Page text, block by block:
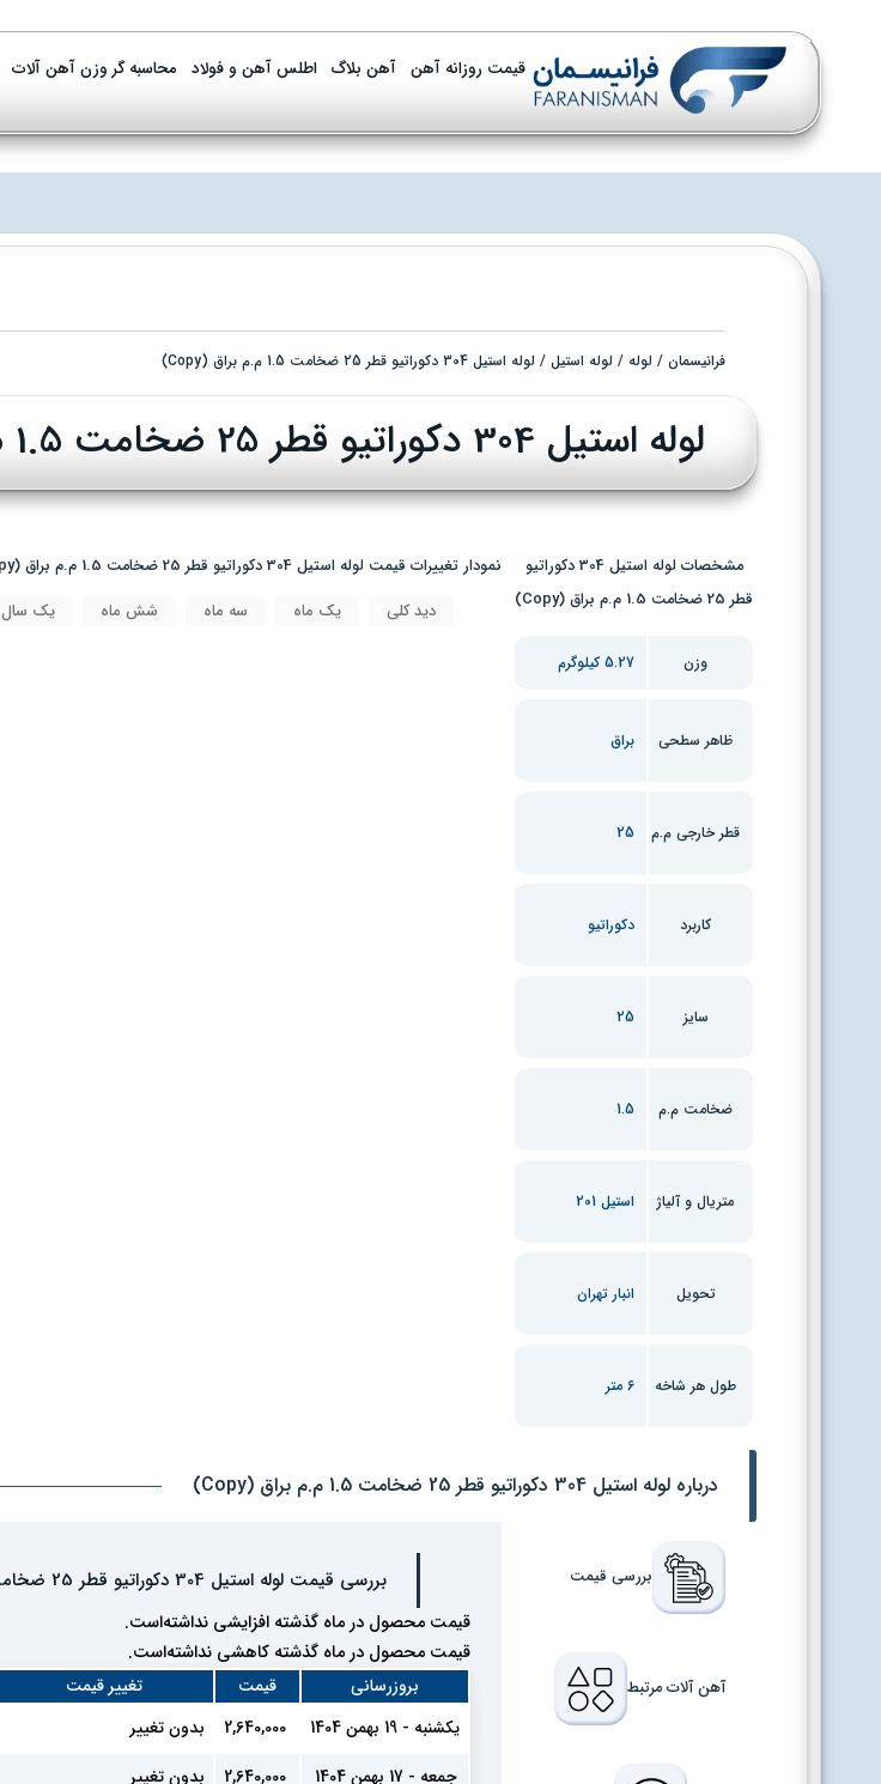
قیمت روزانه آهن آهن بلاگ اطلس آهن و فولاد محاسبه گر وزن آهن آلات
فرانیسمان / لوله / لوله استیل / لوله استیل 304 دکوراتیو قطر 25 ضخامت 1.5 م.م براق (Copy)
لوله استیل 304 دکوراتیو قطر 25 ضخامت 1.5 م.م براق (Copy)
مشخصات لوله استیل 304 دکوراتیو
قطر 25 ضخامت 1.5 م.م براق (Copy)
وزن 5.27 کیلوگرم
ظاهر سطحی براق
قطر خارجی م.م 25
کاربرد دکوراتیو
سایز 25
ضخامت م.م 1.5
متریال و آلیاژ استیل 201
تحویل انبار تهران
طول هر شاخه 6 متر
نمودار تغییرات قیمت لوله استیل 304 دکوراتیو قطر 25 ضخامت 1.5 م.م براق (Copy)
دید کلی یک ماه سه ماه شش ماه یک سال
درباره لوله استیل 304 دکوراتیو قطر 25 ضخامت 1.5 م.م براق (Copy)
بررسی قیمت
آهن آلات مرتبط
بررسی قیمت لوله استیل 304 دکوراتیو قطر 25 ضخامت 1.5 م.م براق (Copy)
قیمت محصول در ماه گذشته افزایشی نداشته‌است.
قیمت محصول در ماه گذشته کاهشی نداشته‌است.
بروزرسانی قیمت
تغییر قیمت
یکشنبه - 19 بهمن 1404
2,640,000
بدون تغییر
جمعه - 17 بهمن 1404
2,640,000
بدون تغییر